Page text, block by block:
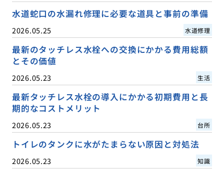
水道蛇口の水漏れ修理に必要な道具と事前の準備
2026.05.25 水道修理
最新のタッチレス水栓への交換にかかる費用総額
とその価値
2026.05.23 生活
最新タッチレス水栓の導入にかかる初期費用と長
期的なコストメリット
2026.05.23 台所
トイレのタンクに水がたまらない原因と対処法
2026.05.23 知識